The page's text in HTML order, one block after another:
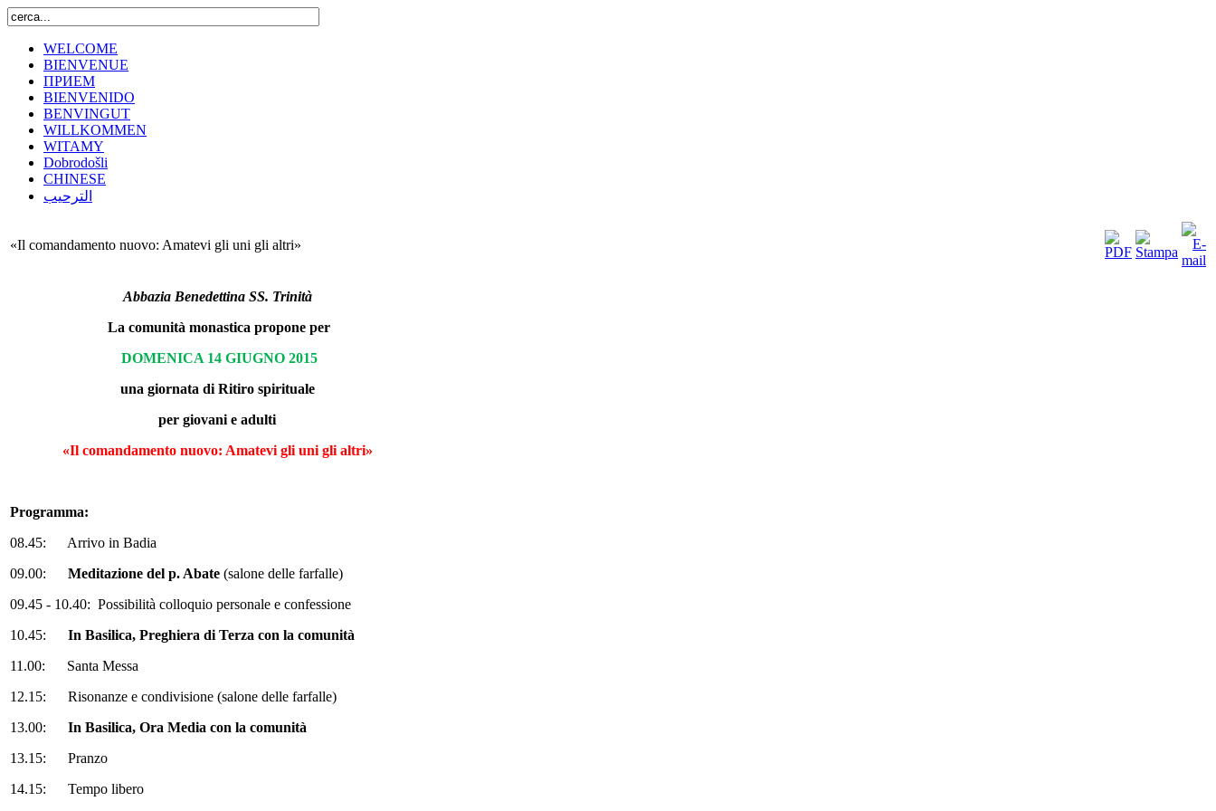
WELCOME
BIENVENUE
ПРИЕМ
BIENVENIDO
BENVINGUT
WILLKOMMEN
WITAMY
Dobrodošli
CHINESE
الترحيب
«Il comandamento nuovo: Amatevi gli uni gli altri»
Abbazia Benedettina SS. Trinità
La comunità monastica propone per
DOMENICA 14 GIUGNO 2015
una giornata di Ritiro spirituale
per giovani e adulti
«Il comandamento nuovo: Amatevi gli uni gli altri»
Programma:
08.45: Arrivo in Badia
09.00: Meditazione del p. Abate (salone delle farfalle)
09.45 - 10.40: Possibilità colloquio personale e confessione
10.45: In Basilica, Preghiera di Terza con la comunità
11.00: Santa Messa
12.15: Risonanze e condivisione (salone delle farfalle)
13.00: In Basilica, Ora Media con la comunità
13.15: Pranzo
14.15: Tempo libero